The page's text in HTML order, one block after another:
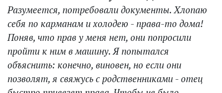
Разумеется, потребовали документы. Хлопаю
себя по карманам и холодею - права-то дома!
Поняв, что прав у меня нет, они попросили
пройти к ним в машину. Я попытался
объяснить: конечно, виновен, но если они
позволят, я свяжусь с родственниками - отец